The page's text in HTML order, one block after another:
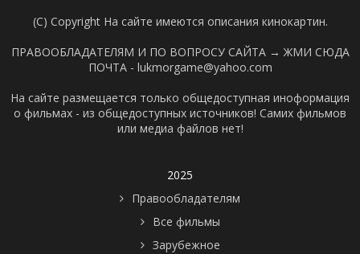
(C) Copyright На сайте имеются описания кинокартин.
ПРАВООБЛАДАТЕЛЯМ И ПО ВОПРОСУ САЙТА → ЖМИ СЮДА
ПОЧТА - lukmorgame@yahoo.com
На сайте размещается только общедоступная иноформация
о фильмах - из общедоступных источников! Самих фильмов
или медиа файлов нет!
2025
Правообладателям
Все фильмы
Зарубежное